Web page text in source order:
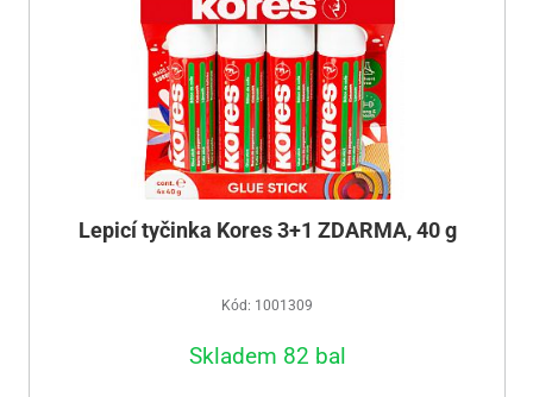
Lepicí tyčinka Kores 3+1 ZDARMA, 40 g
Kód: 1001309
Skladem 82 bal